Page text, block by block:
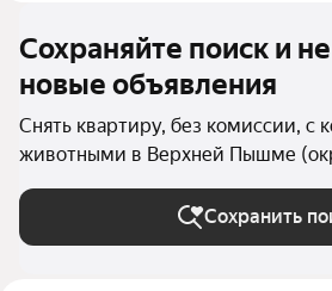
Сохраняйте поиск и
новые объявления
Снять квартиру, без комиссии, с
животными в Верхней Пышме
Сохранить